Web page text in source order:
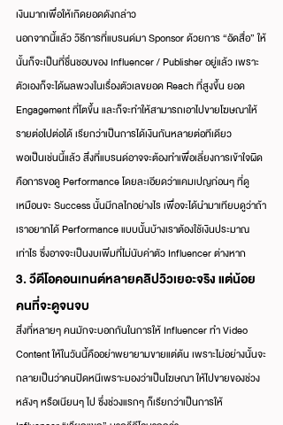
เงินมากเพื่อให้เกิดยอดดังกล่าว
นอกจากนี้แล้ว วิธีการที่แบรนด์มา Sponsor ด้วยการ “อัดสื่อ” ให้
นั้นก็จะเป็นที่ชื่นชอบของ Influencer / Publisher อยู่แล้ว เพราะ
ตัวเองก็จะได้ผลพวงในเรื่องตัวเลขยอด Reach ที่สูงขึ้น ยอด
Engagement ที่โตขึ้น และก็จะทำให้สามารถเอาไปขายโฆษณาให้
รายต่อไปต่อได้ เรียกว่าเป็นการได้เงินกันหลายต่อทีเดียว
พอเป็นเช่นนี้แล้ว สิ่งที่แบรนด์อาจจะต้องทำเพื่อเลี่ยงการเข้าใจผิด
คือการขอดู Performance โดยละเอียดว่าแคมเปญก่อนๆ ที่ดู
เหมือนจะ Success นั้นมีกลไกอย่างไร เพื่อจะได้นำมาเทียบดูว่าถ้า
เราอยากได้ Performance แบบนั้นบ้างเราต้องใช้เงินประมาณ
เท่าไร ซึ่งอาจจะเป็นงบเพิ่มที่ไม่นับค่าตัว Influencer ต่างหาก
3. วีดีโอคอนเทนต์หลายคลิปวิวเยอะจริง แต่น้อย
คนที่จะดูจนจบ
สิ่งที่หลายๆ คนมักจะบอกกันในการให้ Influencer ทำ Video
Content ให้ในวันนี้คืออย่าพยายามขายแต่ต้น เพราะไม่อย่างนั้นจะ
กลายเป็นว่าคนปิดหนีเพราะมองว่าเป็นโฆษณา ให้ไปขายของช่วง
หลังๆ หรือเนียนๆ ไป ซึ่งช่วงแรกๆ ก็เรียกว่าเป็นการให้